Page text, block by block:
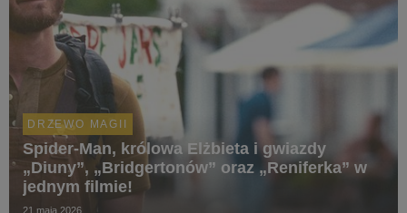
DRZEWO MAGII
Spider-Man, królowa Elżbieta i gwiazdy
„Diuny”, „Bridgertonów” oraz „Reniferka” w
jednym filmie!
21 maja 2026